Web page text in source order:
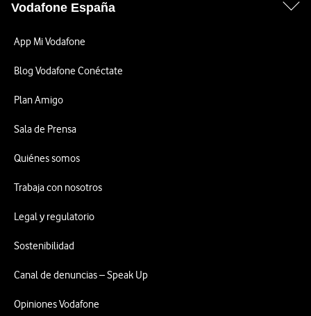
Vodafone España
App Mi Vodafone
Blog Vodafone Conéctate
Plan Amigo
Sala de Prensa
Quiénes somos
Trabaja con nosotros
Legal y regulatorio
Sostenibilidad
Canal de denuncias – Speak Up
Opiniones Vodafone